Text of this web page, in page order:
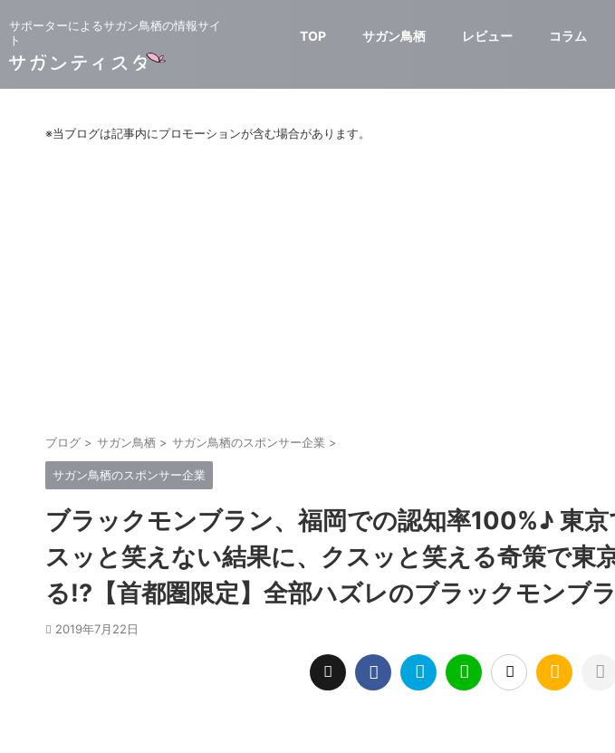
サポーターによるサガン鳥栖の情報サイ
ト
TOP サガン鳥栖 レビュー コラム
※当ブログは記事内にプロモーションが含む場合があります。
ブログ > サガン鳥栖 > サガン鳥栖のスポンサー企業 >
サガン鳥栖のスポンサー企業
ブラックモンブラン、福岡での認知率100%♪ 東
スッと笑えない結果に、クスッと笑える奇策で
る!?【首都圏限定】全部ハズレのブラックモンブラ
2019年7月22日